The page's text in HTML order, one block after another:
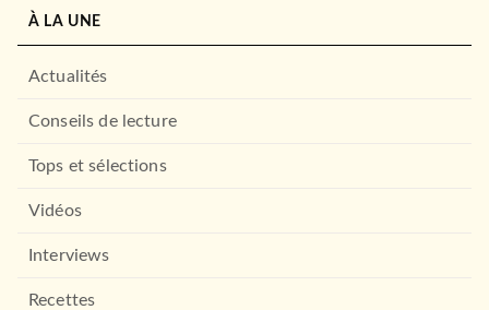
LE LIVRE DE POCHE
À LA UNE
Actualités
Conseils de lecture
Tops et sélections
Vidéos
Interviews
Recettes